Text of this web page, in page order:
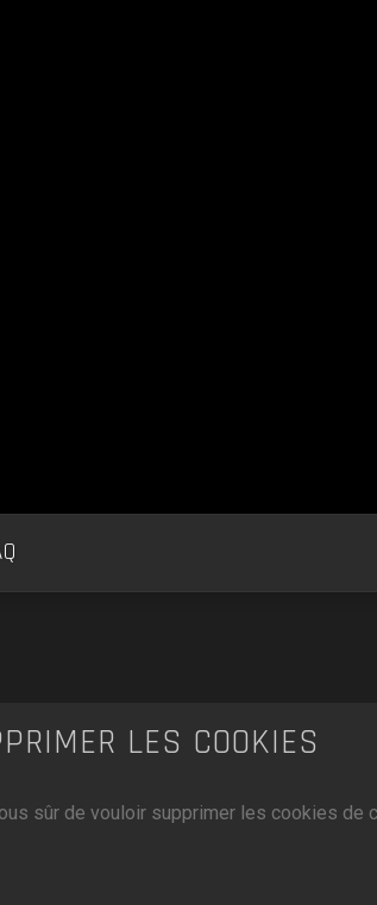
LES COOKIES
sûr de vouloir supprimer les cookies de